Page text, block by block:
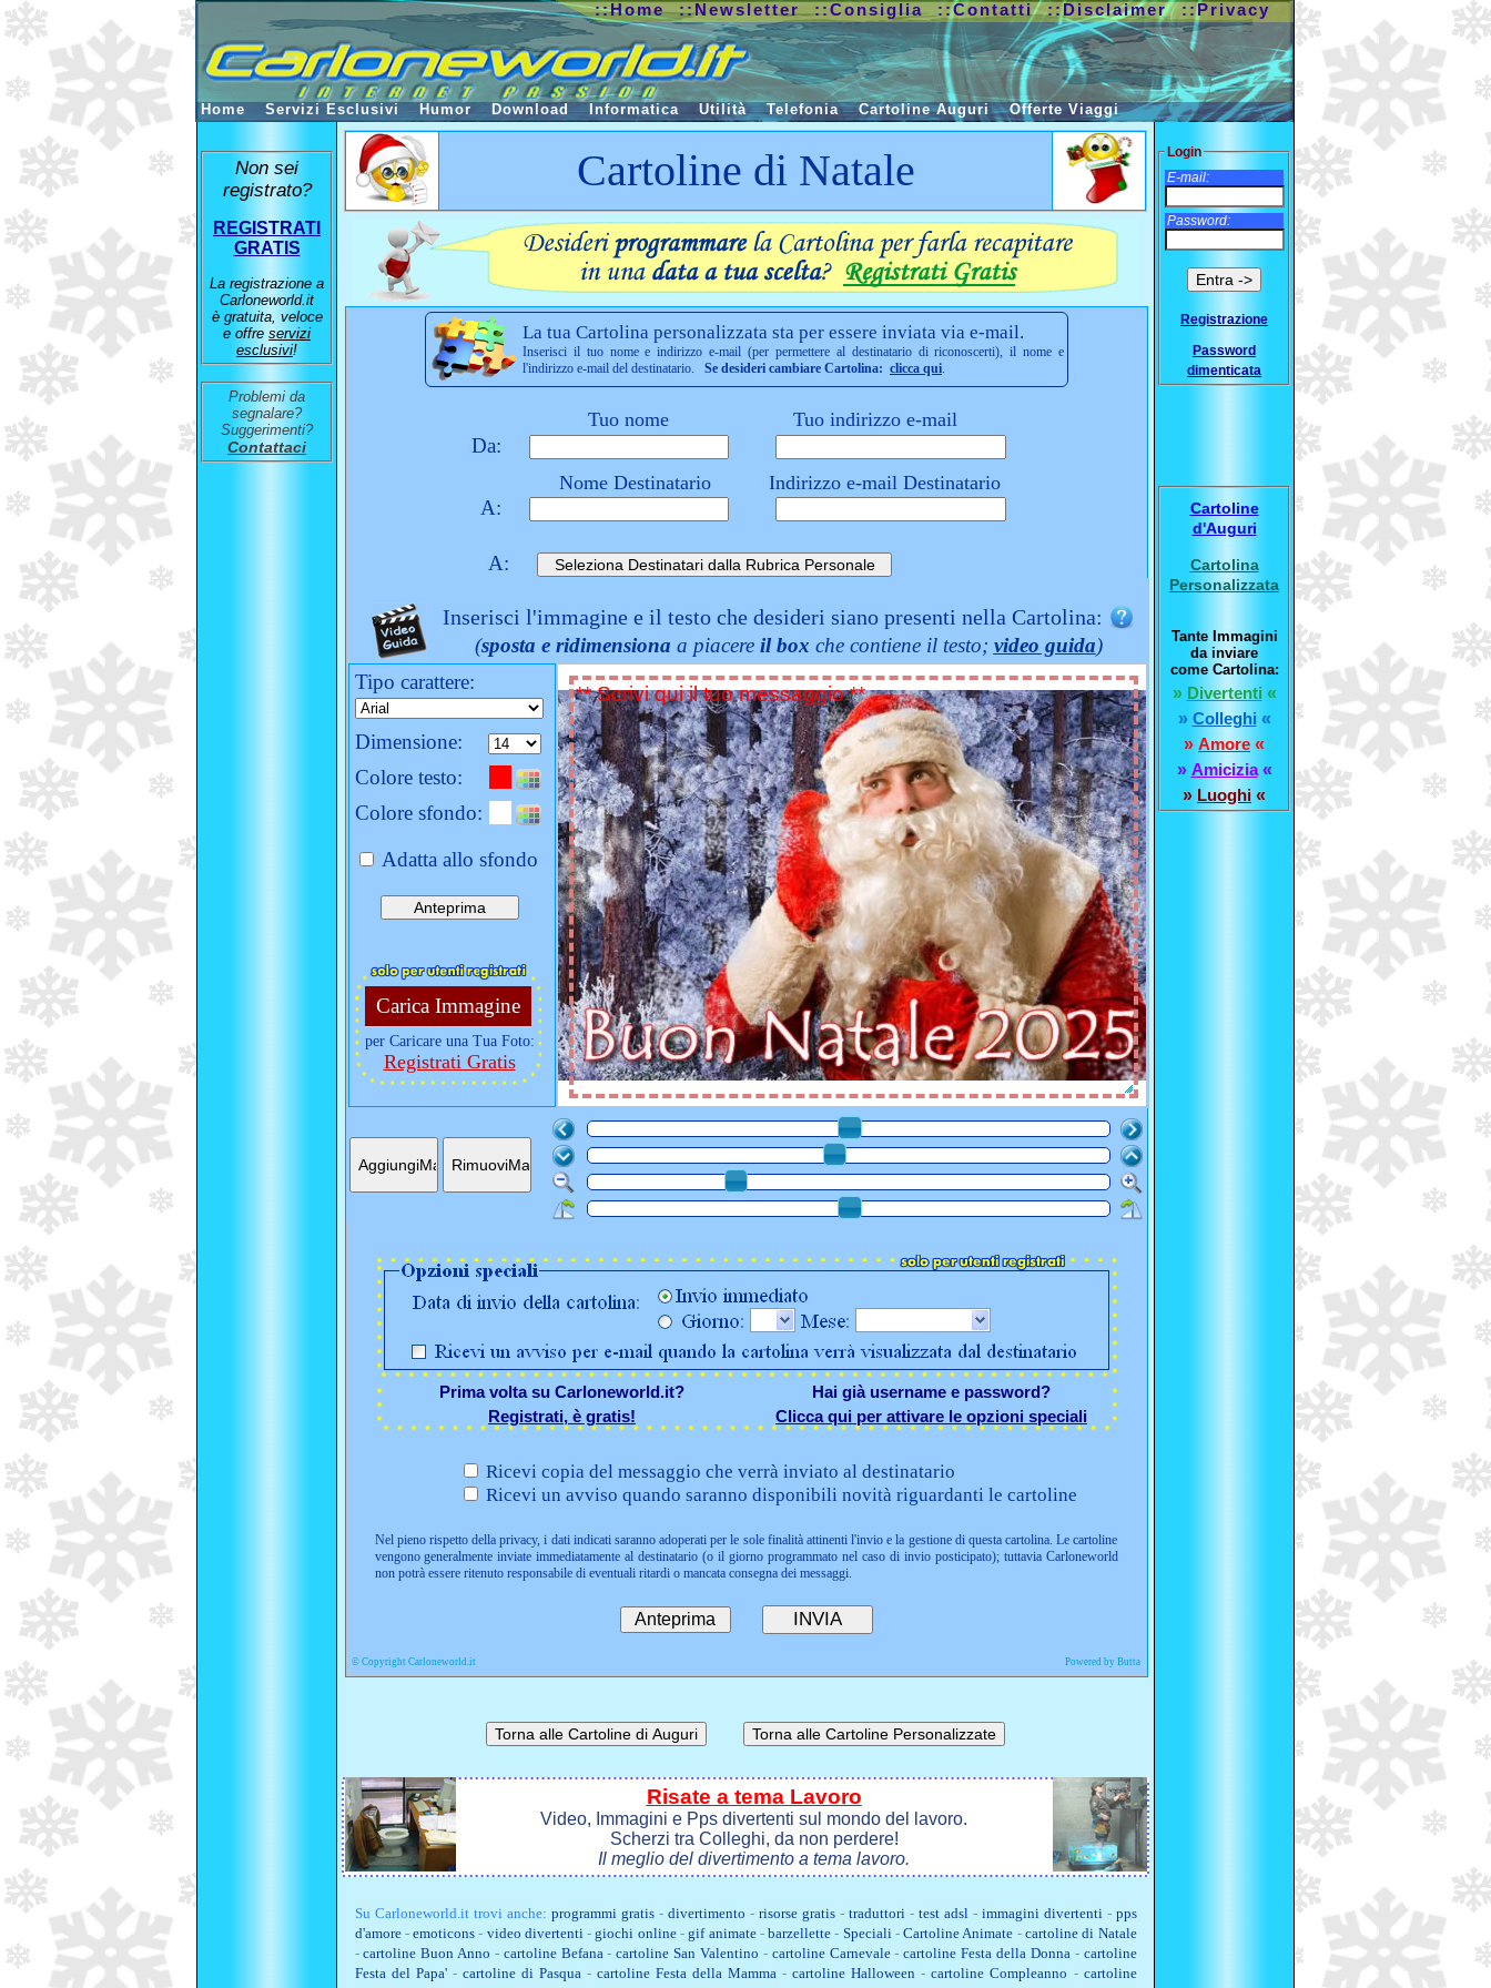
Cartoline di Natale
La tua Cartolina personalizzata sta per essere inviata via e-mail.
Inserisci il tuo nome e indirizzo e-mail (per permettere al destinatario di riconoscerti), il nome e
l'indirizzo e-mail del destinatario. Se desideri cambiare Cartolina: clicca qui.
Tuo nome Tuo indirizzo e-mail
Da:
Nome Destinatario Indirizzo e-mail Destinatario
A:
A:
Inserisci l'immagine e il testo che desideri siano presenti nella Cartolina:
(sposta e ridimensiona a piacere il box che contiene il testo; video guida)
Tipo carattere:
Dimensione:
Colore testo:
Colore sfondo:
Adatta allo sfondo
Carica Immagine
per Caricare una Tua Foto:
Registrati Gratis
Prima volta su Carloneworld.it?
Registrati, è gratis!
Hai già username e password?
Clicca qui per attivare le opzioni speciali
Ricevi copia del messaggio che verrà inviato al destinatario
Ricevi un avviso quando saranno disponibili novità riguardanti le cartoline
Nel pieno rispetto della privacy, i dati indicati saranno adoperati per le sole finalità attinenti l'invio e la gestione di questa cartolina. Le cartoline
vengono generalmente inviate immediatamente al destinatario (o il giorno programmato nel caso di invio posticipato); tuttavia Carloneworld
non potrà essere ritenuto responsabile di eventuali ritardi o mancata consegna dei messaggi.
© Copyright Carloneworld.it Powered by Butta
Risate a tema Lavoro
Video, Immagini e Pps divertenti sul mondo del lavoro.
Scherzi tra Colleghi, da non perdere!
Il meglio del divertimento a tema lavoro.
Su Carloneworld.ittrovi anche: programmi gratis- divertimento - risorse gratis- traduttori- test adsl- immagini divertenti- pps
d'amore-emoticons - video divertenti-giochi online-gif animate-barzellette - Speciali-Cartoline Animate - cartoline di Natale
-cartoline Buon Anno - cartoline Befana-cartoline San Valentino - cartoline Carnevale-cartoline Festa della Donna- cartoline
Festa del Papa'- cartoline di Pasqua- cartoline Festa della Mamma -cartoline Halloween -cartoline Compleanno - cartoline
Non sei
registrato?
REGISTRATI
GRATIS
La registrazione a
Carloneworld.it
è gratuita, veloce
e offre servizi
esclusivi!
Problemi da
segnalare?
Suggerimenti?
Contattaci
Login
E-mail:
Password:
Registrazione
Password
dimenticata
Cartoline
d'Auguri
Cartolina
Personalizzata
Tante Immagini
da inviare
come Cartolina:
» Divertenti «
» Colleghi «
» Amore «
» Amicizia«
» Luoghi «
::Home ::Newsletter ::Consiglia ::Contatti ::Disclaimer ::Privacy
Home Servizi Esclusivi Humor Download Informatica Utilità Telefonia Cartoline Auguri Offerte Viaggi